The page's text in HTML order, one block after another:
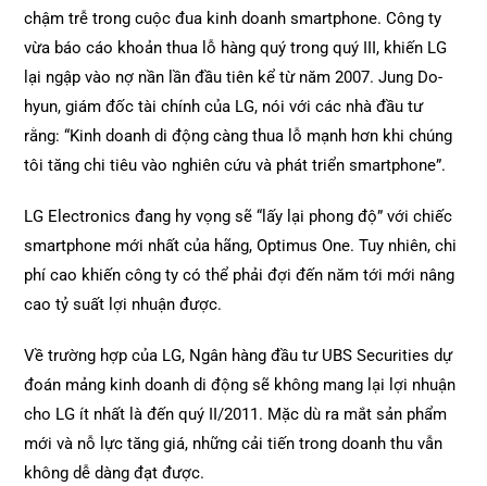
chậm trễ trong cuộc đua kinh doanh smartphone. Công ty
vừa báo cáo khoản thua lỗ hàng quý trong quý III, khiến LG
lại ngập vào nợ nần lần đầu tiên kể từ năm 2007. Jung Do-
hyun, giám đốc tài chính của LG, nói với các nhà đầu tư
rằng: “Kinh doanh di động càng thua lỗ mạnh hơn khi chúng
tôi tăng chi tiêu vào nghiên cứu và phát triển smartphone”.
LG Electronics đang hy vọng sẽ “lấy lại phong độ” với chiếc
smartphone mới nhất của hãng, Optimus One. Tuy nhiên, chi
phí cao khiến công ty có thể phải đợi đến năm tới mới nâng
cao tỷ suất lợi nhuận được.
Về trường hợp của LG, Ngân hàng đầu tư UBS Securities dự
đoán mảng kinh doanh di động sẽ không mang lại lợi nhuận
cho LG ít nhất là đến quý II/2011. Mặc dù ra mắt sản phẩm
mới và nỗ lực tăng giá, những cải tiến trong doanh thu vẫn
không dễ dàng đạt được.